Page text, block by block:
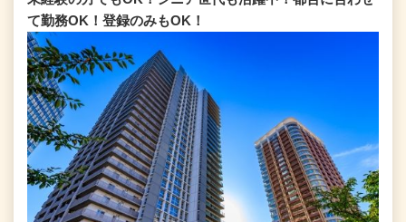
て勤務OK！登録のみもOK！